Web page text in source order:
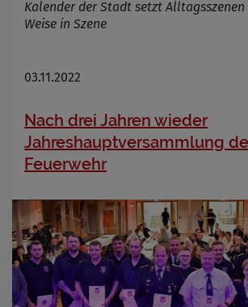
Kalender der Stadt setzt
Weise in Szene
03.11.2022
Nach drei Jahren wieder
Jahreshauptversammlung
Feuerwehr